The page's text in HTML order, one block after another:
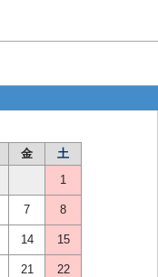
金
土
1
7 8
14 15
21 22